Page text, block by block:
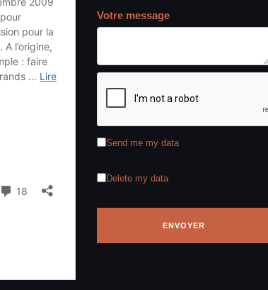
Votre message
Send me my data
Delete my data